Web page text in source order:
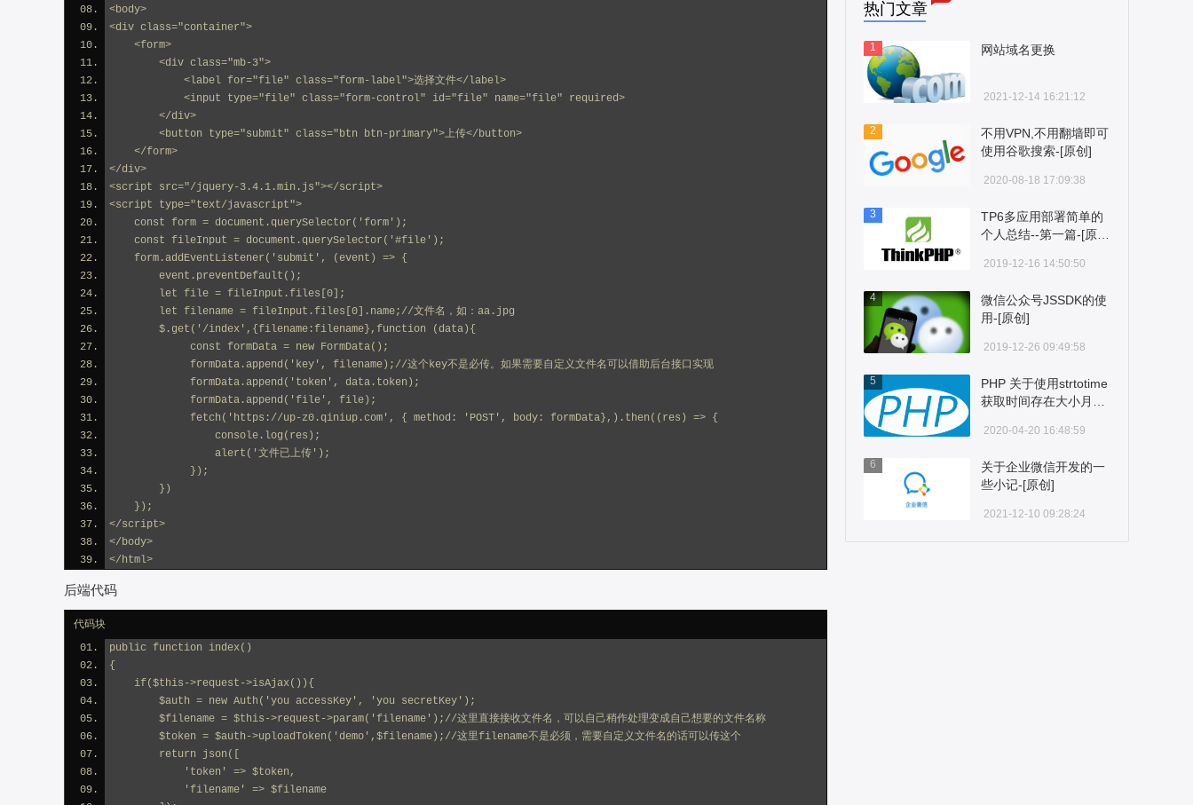
<body>
<div class="container">
<form>
<div class="mb-3">
<label for="file" class="form-label">选择文件</label>
<input type="file" class="form-control" id="file" name="file" required>
</div>
<button type="submit" class="btn btn-primary">上传</button>
</form>
</div>
<script src="/jquery-3.4.1.min.js"></script>
<script type="text/javascript">
const form = document.querySelector('form');
const fileInput = document.querySelector('#file');
form.addEventListener('submit', (event) => {
event.preventDefault();
let file = fileInput.files[0];
let filename = fileInput.files[0].name;//文件名，如：aa.jpg
$.get('/index',{filename:filename},function (data){
const formData = new FormData();
formData.append('key', filename);//这个key不是必传。如果需要自定义文件名可以借助后台接口实现
formData.append('token', data.token);
formData.append('file', file);
fetch('https://up-z0.qiniup.com', { method: 'POST', body: formData},).then((res) => {
console.log(res);
alert('文件已上传');
});
})
});
</script>
</body>
</html>
后端代码
代码块
public function index()
{
if($this->request->isAjax()){
$auth = new Auth('you accessKey', 'you secretKey');
$filename = $this->request->param('filename');//这里直接接收文件名，可以自己稍作处理变成自己想要的文件名称
$token = $auth->uploadToken('demo',$filename);//这里filename不是必须，需要自定义文件名的话可以传这个
return json([
'token' => $token,
'filename' => $filename
热门文章
1 网站域名更换
2021-12-14 16:21:12
2
不用VPN,不用翻墙即可
使用谷歌搜索-[原创]
2020-08-18 17:09:38
3
TP6多应用部署简单的
个人总结--第一篇-[原
2019-12-16 14:50:50
4
微信公众号JSSDK的使
用-[原创]
2019-12-26 09:49:58
5
PHP 关于使用strtotime
获取时间存在大小月问
2020-04-20 16:48:59
6
关于企业微信开发的一
些小记-[原创]
2021-12-10 09:28:24